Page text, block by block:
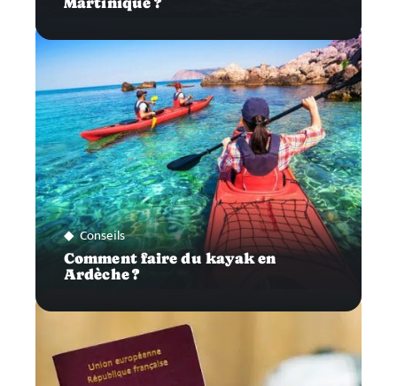
Conseils
Comment faire du kayak en
Ardèche ?